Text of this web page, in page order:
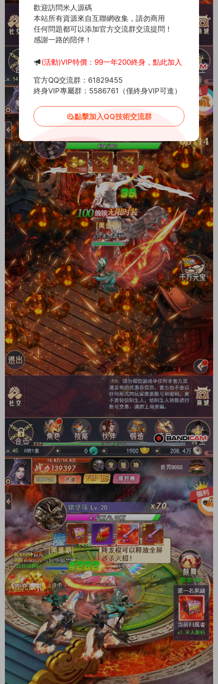
歡迎訪問米人源碼
本站所有資源來自互聯網收集，請勿商用
任何問題都可以添加官方交流群交流提問！
感謝一路的陪伴！
(活動)VIP特價：99一年200終身，點此加入
官方QQ交流群：61829455
終身VIP專屬群：5586761（僅終身VIP可進）
點擊加入QQ技術交流群